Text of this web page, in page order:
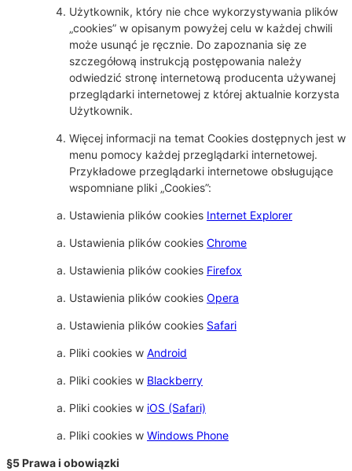
Użytkownik, który nie chce wykorzystywania plików
„cookies” w opisanym powyżej celu w każdej chwili
może usunąć je ręcznie. Do zapoznania się ze
szczegółową instrukcją postępowania należy
odwiedzić stronę internetową producenta używanej
przeglądarki internetowej z której aktualnie korzysta
Użytkownik.
Więcej informacji na temat Cookies dostępnych jest w
menu pomocy każdej przeglądarki internetowej.
Przykładowe przeglądarki internetowe obsługujące
wspomniane pliki „Cookies”:
Ustawienia plików cookies Internet Explorer
Ustawienia plików cookies Chrome
Ustawienia plików cookies Firefox
Ustawienia plików cookies Opera
Ustawienia plików cookies Safari
Pliki cookies w Android
Pliki cookies w Blackberry
Pliki cookies w iOS (Safari)
Pliki cookies w Windows Phone
§5 Prawa i obowiązki